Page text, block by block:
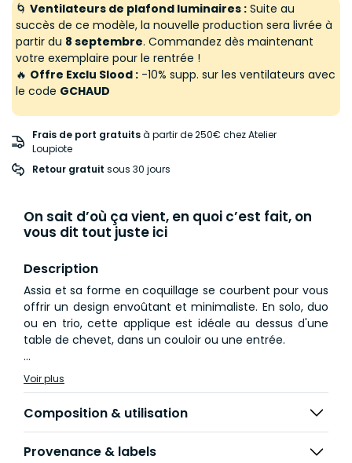
🌀 Ventilateurs de plafond luminaires : Suite au
succès de ce modèle, la nouvelle production sera livrée à
partir du 8 septembre. Commandez dès maintenant
votre exemplaire pour le rentrée !
🔥 Offre Exclu Slood : -10% supp. sur les ventilateurs avec
le code GCHAUD
Frais de port gratuitsà partir de 250€ chez Atelier
Loupiote
Retour gratuit sous 30 jours
On sait d’où ça vient, en quoi c’est fait, on
vous dit tout juste ici
Description
Assia et sa forme en coquillage se courbent pour vous
offrir un design envoûtant et minimaliste. En solo, duo
ou en trio, cette applique est idéale au dessus d'une
table de chevet, dans un couloir ou une entrée.
Dimensions :
Hauteur globale de 40 cm
Hauteur des pales de 30 cm
Largeur de 19 cm
Voir plus
Composition & utilisation
Provenance & labels